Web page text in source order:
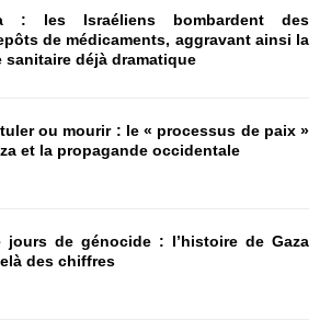
: les Israéliens bombardent des
de médicaments, aggravant ainsi la
sanitaire déjà dramatique
ou mourir : le « processus de paix »
et la propagande occidentale
jours de génocide : l’histoire de Gaza
des chiffres